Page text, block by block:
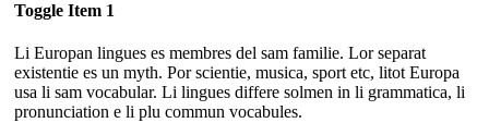
Toggle Item 1
Li Europan lingues es membres del sam familie. Lor separat
existentie es un myth. Por scientie, musica, sport etc, litot Europa
usa li sam vocabular. Li lingues differe solmen in li grammatica, li
pronunciation e li plu commun vocabules.